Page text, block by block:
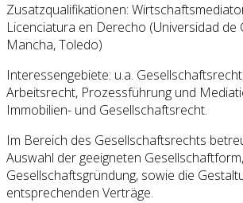
Zusatzqualifikationen:
Licenciatura en Derecho (Universidad de
Mancha, Toledo)
Interessengebiete: u.a.
Arbeitsrecht, Prozessführung und
Immobilien- und Gesellschaftsrecht.
Im Bereich des Gesellschaftsrechts
Auswahl der geeigneten
Gesellschaftsgründung, sowie die
entsprechenden Verträge.